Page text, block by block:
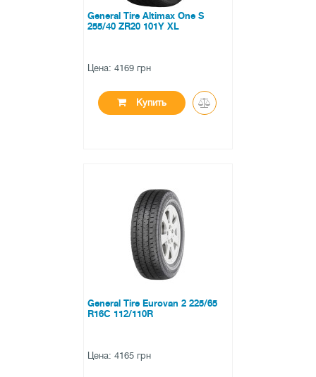
General Tire Altimax One S
255/40 ZR20 101Y XL
Цена: 4169 грн
Купить
0 отзывов
General Tire Eurovan 2 225/65
R16C 112/110R
Цена: 4165 грн